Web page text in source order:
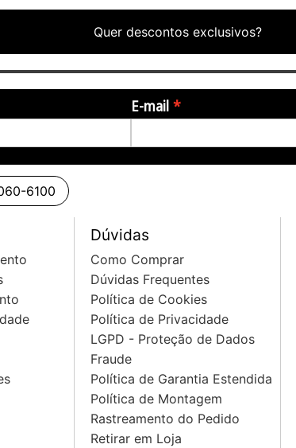
Quer descontos exclusivos?
E-mail
6100
Dúvidas
Como Comprar
Dúvidas Frequentes
Política de Cookies
Política de Privacidade
LGPD - Proteção de Dados
Fraude
Política de Garantia Estendida
Política de Montagem
Rastreamento do Pedido
Retirar em Loja